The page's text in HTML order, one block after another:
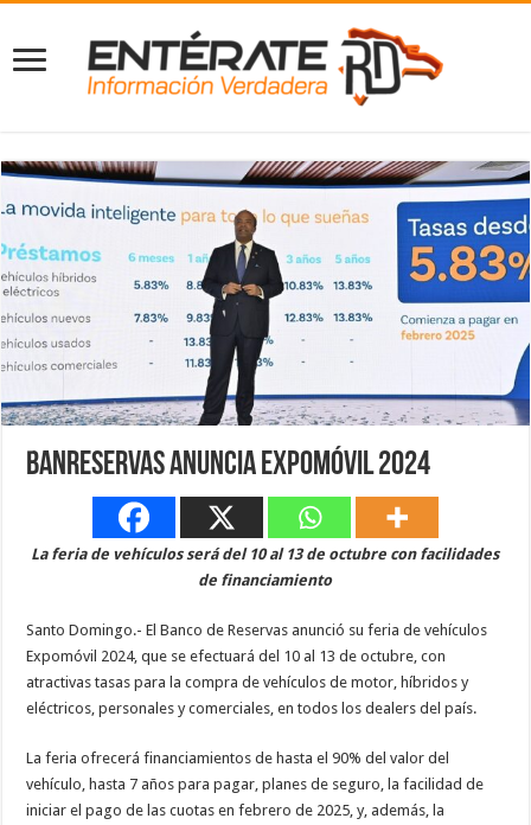
Banreservas anuncia Expomóvil 2024
La feria de vehículos será del 10 al 13 de octubre con facilidades
de financiamiento
Santo Domingo.- El Banco de Reservas anunció su feria de vehículos
Expomóvil 2024, que se efectuará del 10 al 13 de octubre, con
atractivas tasas para la compra de vehículos de motor, híbridos y
eléctricos, personales y comerciales, en todos los dealers del país.
La feria ofrecerá financiamientos de hasta el 90% del valor del
vehículo, hasta 7 años para pagar, planes de seguro, la facilidad de
iniciar el pago de las cuotas en febrero de 2025, y, además, la